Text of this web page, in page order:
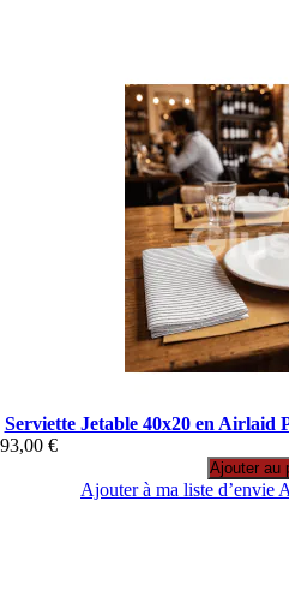
Serviette Jetable 40x20 en Airlaid
93,00 €
Ajouter au
Ajouter à ma liste d’envie